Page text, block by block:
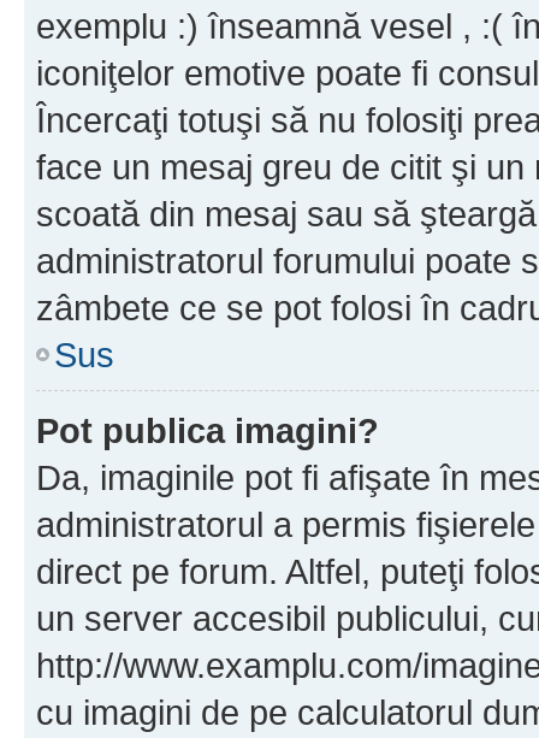
exemplu :) înseamnă vesel , :(
iconiţelor emotive poate fi
Încercaţi totuşi să nu folosiţi
face un mesaj greu de citit şi
scoată din mesaj sau să
administratorul forumului poate
zâmbete ce se pot folosi în
Sus
Pot publica imagini?
Da, imaginile pot fi afişate în
administratorul a permis
direct pe forum. Altfel, puteţi
un server accesibil publicului,
http://www.examplu.com/
cu imagini de pe calculatorul